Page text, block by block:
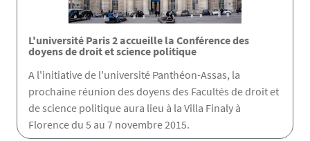
L'université Paris 2 accueille la Conférence des
doyens de droit et science politique
A l'initiative de l'université Panthéon-Assas, la
prochaine réunion des doyens des Facultés de droit et
de science politique aura lieu à la Villa Finaly à
Florence du 5 au 7 novembre 2015.